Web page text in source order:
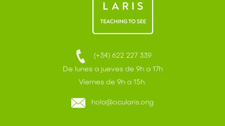
(+34) 622 227 339
De lunes a jueves de 9h a 17h
Viernes de 9h a 15h.
hola@ocularis.ong